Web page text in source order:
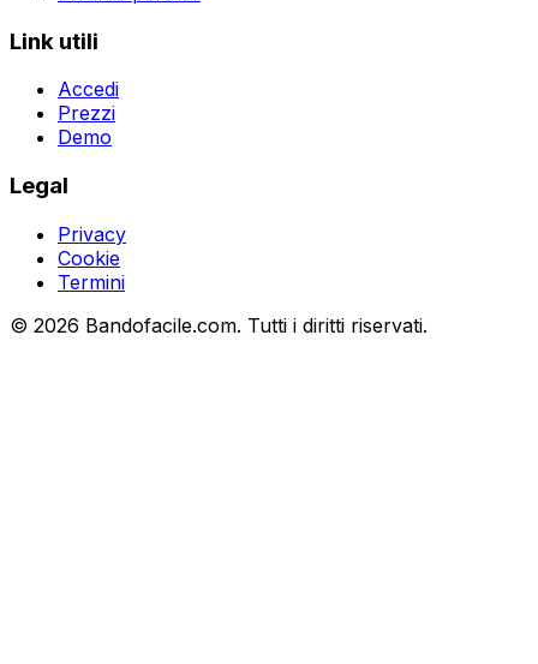
Link utili
Accedi
Prezzi
Demo
Legal
Privacy
Cookie
Termini
© 2026 Bandofacile.com. Tutti i diritti riservati.